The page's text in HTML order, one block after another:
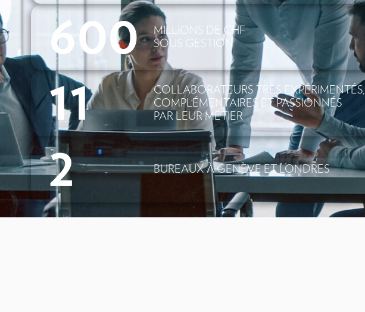
600
MILLIONS DE CHF
SOUS GESTION
11
COLLABORATEURS TRÈS EXPÉRIMENTÉS,
COMPLÉMENTAIRES ET PASSIONNÉS
PAR LEUR MÉTIER
2 BUREAUX À GENÈVE ET LONDRES